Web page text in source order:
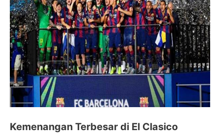
Kemenangan Terbesar di El Clasico